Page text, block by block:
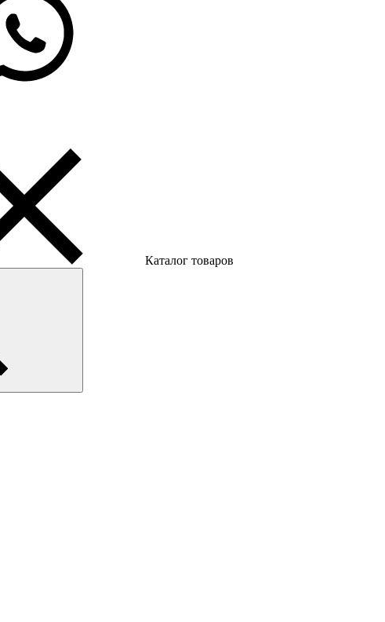
Каталог товаров